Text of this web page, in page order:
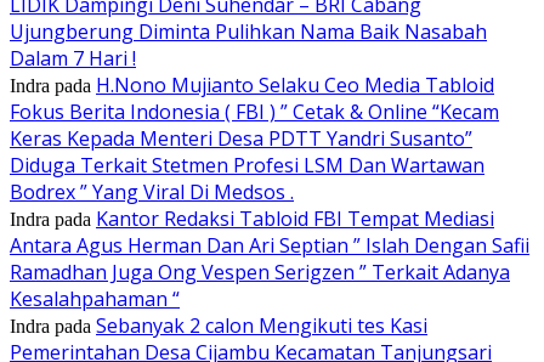
Ujungberung Diminta Pulihkan Nama Baik Nasabah
Dalam 7 Hari !
Indra pada H.Nono Mujianto Selaku Ceo Media Tabloid
Fokus Berita Indonesia ( FBI ) ” Cetak & Online “Kecam
Keras Kepada Menteri Desa PDTT Yandri Susanto”
Diduga Terkait Stetmen Profesi LSM Dan Wartawan
Bodrex ” Yang Viral Di Medsos .
Indra pada Kantor Redaksi Tabloid FBI Tempat Mediasi
Antara Agus Herman Dan Ari Septian ” Islah Dengan Safii
Ramadhan Juga Ong Vespen Serigzen ” Terkait Adanya
Kesalahpahaman “
Indra pada Sebanyak 2 calon Mengikuti tes Kasi
Pemerintahan Desa Cijambu Kecamatan Tanjungsari